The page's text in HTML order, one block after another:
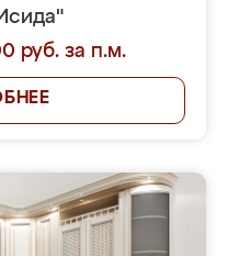
руб. за п.м.